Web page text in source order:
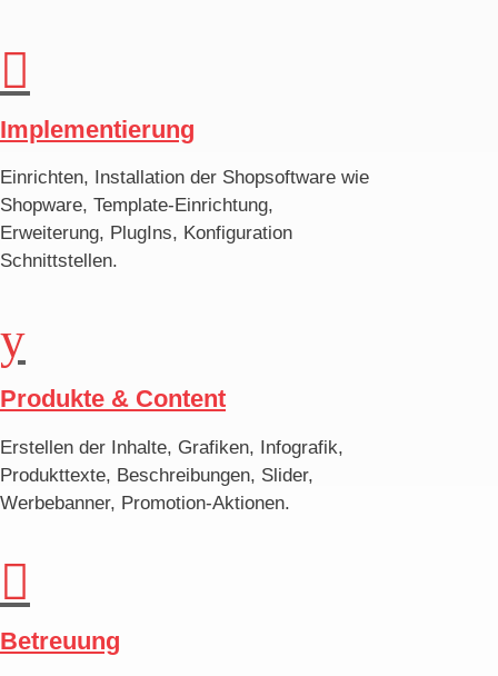

Implementierung
Einrichten, Installation der Shopsoftware wie
Shopware, Template-Einrichtung,
Erweiterung, PlugIns, Konfiguration
Schnittstellen.
y
Produkte & Content
Erstellen der Inhalte, Grafiken, Infografik,
Produkttexte, Beschreibungen, Slider,
Werbebanner, Promotion-Aktionen.

Betreuung